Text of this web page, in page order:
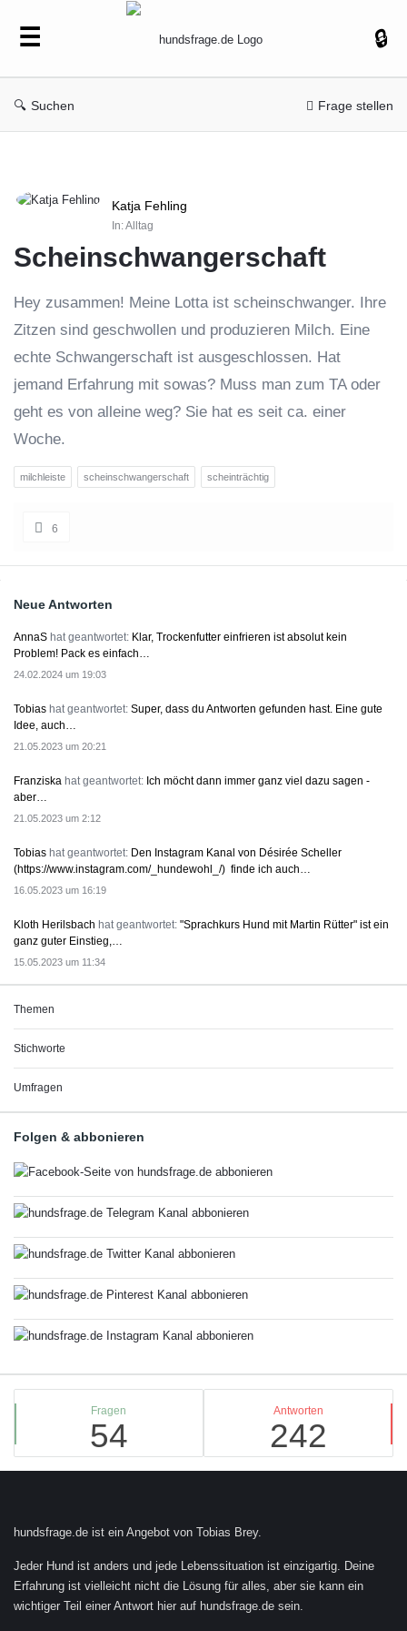
hundsfrage.de
Suchen Frage stellen
hundsfrage.de
Fragen
Katja Fehling
In:Alltag
Scheinschwangerschaft
Hey zusammen! Meine Lotta ist scheinschwanger. Ihre
Zitzen sind geschwollen und produzieren Milch. Eine
echte Schwangerschaft ist ausgeschlossen. Hat
jemand Erfahrung mit sowas? Muss man zum TA oder
geht es von alleine weg? Sie hat es seit ca. einer
Woche.
milchleiste scheinschwangerschaft scheinträchtig
6
Neue Antworten
AnnaS hat geantwortet: Klar, Trockenfutter einfrieren ist absolut kein
Problem! Pack es einfach…
24.02.2024 um 19:03
Tobias hat geantwortet: Super, dass du Antworten gefunden hast. Eine gute
Idee, auch…
21.05.2023 um 20:21
Franziska hat geantwortet: Ich möcht dann immer ganz viel dazu sagen -
aber…
21.05.2023 um 2:12
Tobias hat geantwortet: Den Instagram Kanal von Désirée Scheller
(https://www.instagram.com/_hundewohl_/) finde ich auch…
16.05.2023 um 16:19
Kloth Herilsbach hat geantwortet: "Sprachkurs Hund mit Martin Rütter" ist ein
ganz guter Einstieg,…
15.05.2023 um 11:34
Themen
Stichworte
Umfragen
Folgen & abbonieren
Stats
Fragen
54
Antworten
242
hundsfrage.de ist ein Angebot von Tobias Brey.
Jeder Hund ist anders und jede Lebenssituation ist einzigartig. Deine
Erfahrung ist vielleicht nicht die Lösung für alles, aber sie kann ein
wichtiger Teil einer Antwort hier auf hundsfrage.de sein.